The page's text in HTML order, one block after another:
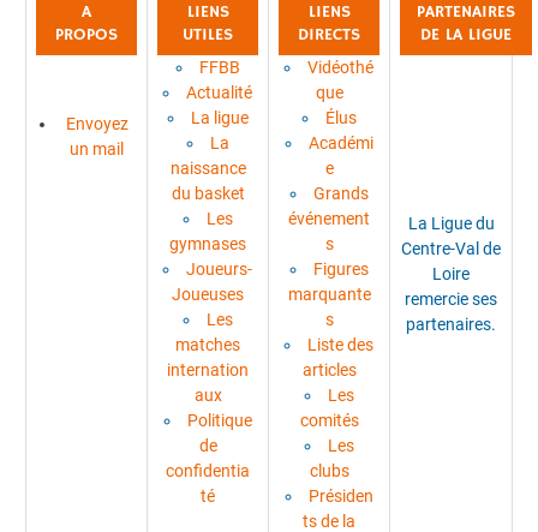
A
PROPOS
Envoyez
LIENS
UTILES
FFBB
Actualité
La ligue
La
naissance
du basket
Les
gymnases
Joueurs-
Joueuses
Les
matches
internation
aux
Politique
de
confidentia
té
LIENS
DIRECTS
Vidéothé
que
Élus
Académi
e
Grands
événement
s
Figures
marquante
s
Liste des
articles
Les
comités
Les
clubs
Présiden
ts de la
PARTENAIRES
DE LA LIGUE
Centre-Val de
Loire
remercie ses
partenaires.